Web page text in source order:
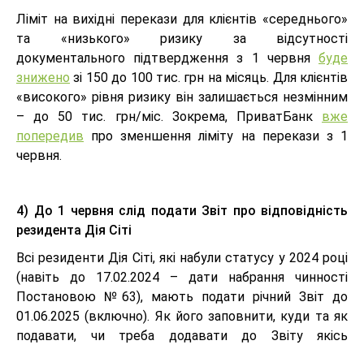
Ліміт на вихідні перекази для клієнтів «середнього»
та «низького» ризику за відсутності
документального підтвердження з 1 червня буде
знижено зі 150 до 100 тис. грн на місяць. Для клієнтів
«високого» рівня ризику він залишається незмінним
– до 50 тис. грн/міс. Зокрема, ПриватБанк вже
попередив про зменшення ліміту на перекази з 1
червня.
4) До 1 червня слід подати Звіт про відповідність
резидента Дія Сіті
Всі резиденти Дія Сіті, які набули статусу у 2024 році
(навіть до 17.02.2024 – дати набрання чинності
Постановою №63), мають подати річний Звіт до
01.06.2025 (включно). Як його заповнити, куди та як
подавати, чи треба додавати до Звіту якісь